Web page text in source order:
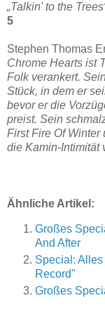
„Talkin' to the
5
Stephen Thomas
Chrome Hearts ist
Folk verankert.
Stück, in dem er
bevor er die
preist. Sein
First Fire Of Winter
die Kamin-Intimität
Ähnliche Artikel:
Großes
And After
Special:
Record"
Großes